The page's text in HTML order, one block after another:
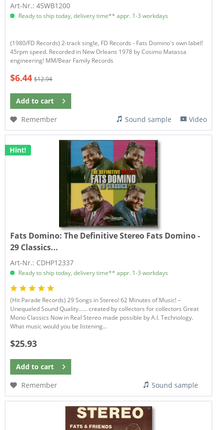
Art-Nr.: 45WB1200
Ready to ship today, delivery time** appr. 1-3 workdays
(1980/FD Records) 2-track single, FD Records - Fats Domino's own label!
45rpm speed. Recorded in New Orleans 1978 by Cosimo Matassa
engineering! MM/Bear Family Records
$6.44 $12.94
Add to cart
Remember
Sound sample Video
Hint!
Fats Domino: The Definitive Stereo Fats Domino -
29 Classics...
Art-Nr.: CDHP12337
Ready to ship today, delivery time** appr. 1-3 workdays
(Hit Parade Records) 29 Songs in Stereo! 62 Minutes of Music! –
Unequaled Sound Quality...... created by collectors for collectors Great
Mono Classics Now in Real Stereo made possible by A.I. Technology.
What music would you be listening...
$25.93
Add to cart
Remember
Sound sample